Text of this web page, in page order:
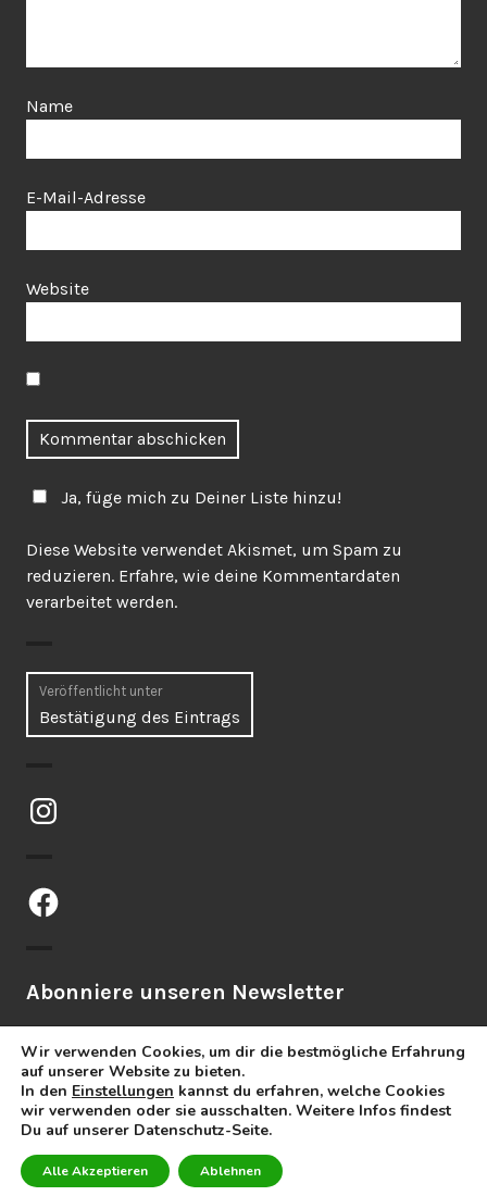
Name
E-Mail-Adresse
Website
Ja, füge mich zu Deiner Liste hinzu!
Diese Website verwendet Akismet, um Spam zu
reduzieren. Erfahre, wie deine Kommentardaten
verarbeitet werden.
Beitragsnavigation
Veröffentlicht unter
Bestätigung des Eintrags
Instagram
Facebook
Abonniere unseren Newsletter
Stolz präsentiert von WordPress Theme: Orvis von
Wir verwenden Cookies, um dir die bestmögliche Erfahrung
auf unserer Website zu bieten.
In den Einstellungen kannst du erfahren, welche Cookies
wir verwenden oder sie ausschalten. Weitere Infos findest
Du auf unserer Datenschutz-Seite.
Alle Akzeptieren Ablehnen